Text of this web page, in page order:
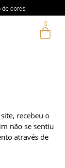
de cores
0
recebeu o
não se sentiu
através de